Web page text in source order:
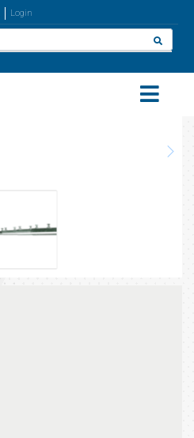
Login